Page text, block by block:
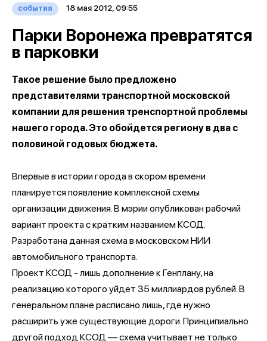
события 18 мая 2012, 09:55
Парки Воронежа превратятся
в парковки
Такое решение было предложено
представителями транспортной московской
компании для решения тренспортной проблемы
нашего города. Это обойдется региону в два с
половиной годовых бюджета.
Впервые в истории города в скором времени
планируется появление комплексной схемы
организации движения. В мэрии опубликован рабочий
вариант проекта с кратким названием КСОД.
Разработана данная схема в московском НИИ
автомобильного транспорта.
Проект КСОД - лишь дополнение к Генплану, на
реализацию которого уйдет 35 миллиардов рублей. В
генеральном плане расписано лишь, где нужно
расширить уже существующие дороги. Принципиально
другой подход КСОД — схема учитывает не только